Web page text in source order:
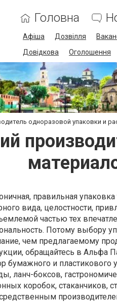
Головна
Афіша Дозвілля
Довідкова
Оголошення
одноразовой упаковки и
правильная
вида, целостности,
частью тех
Потому выбору
чем предлагаемому
обращайтесь в Альфа
бумажного и пластикового
ланч-боксов,
коробок, стаканчиков,